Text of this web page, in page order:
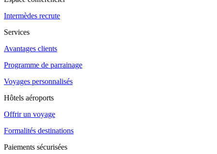
Intermèdes recrute
Services
Avantages clients
Programme de parrainage
Voyages personnalisés
Hôtels aéroports
Offrir un voyage
Formalités destinations
Paiements sécurisées